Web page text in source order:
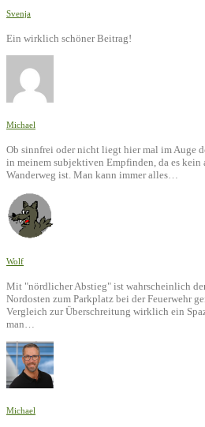
Svenja
Ein wirklich schöner Beitrag!
Michael
Ob sinnfrei oder nicht liegt hier mal im Auge
in meinem subjektiven Empfinden, da es kein
Wanderweg ist. Man kann immer alles…
Wolf
Mit "nördlicher Abstieg" ist wahrscheinlich
Nordosten zum Parkplatz bei der Feuerwehr
Vergleich zur Überschreitung wirklich ein
man…
Michael